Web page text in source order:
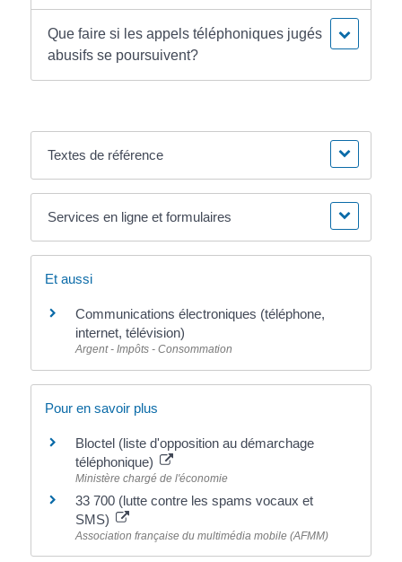
Que faire si les appels téléphoniques jugés
abusifs se poursuivent?
Textes de référence
Services en ligne et formulaires
Et aussi
Communications électroniques (téléphone,
internet, télévision)
Argent - Impôts - Consommation
Pour en savoir plus
Bloctel (liste d'opposition au démarchage
téléphonique)
Ministère chargé de l'économie
33 700 (lutte contre les spams vocaux et
SMS)
Association française du multimédia mobile (AFMM)